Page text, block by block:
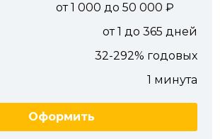
от 1 000 до 50 000
от 1 до 365 дней
32-292% годовых
1 минута
Оформить